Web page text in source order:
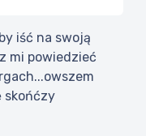
iść na swoją
mi powiedzieć
skońćzy